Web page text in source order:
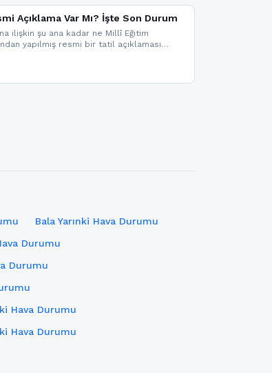
Açıklama Var Mı? İşte Son Durum
ilişkin şu ana kadar ne Millî Eğitim
yapılmış resmi bir tatil açıklaması
olmak için sitemizi takip edebilir ve
Bala Yarınki Hava Durumu
Durumu
Durumu
Hava Durumu
Hava Durumu